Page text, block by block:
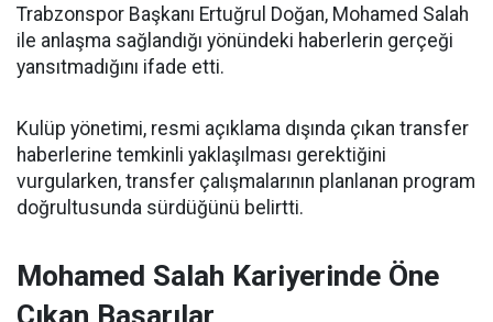
Trabzonspor Başkanı Ertuğrul Doğan, Mohamed Salah
ile anlaşma sağlandığı yönündeki haberlerin gerçeği
yansıtmadığını ifade etti.
Kulüp yönetimi, resmi açıklama dışında çıkan transfer
haberlerine temkinli yaklaşılması gerektiğini
vurgularken, transfer çalışmalarının planlanan program
doğrultusunda sürdüğünü belirtti.
Mohamed Salah Kariyerinde Öne
Çıkan Başarılar